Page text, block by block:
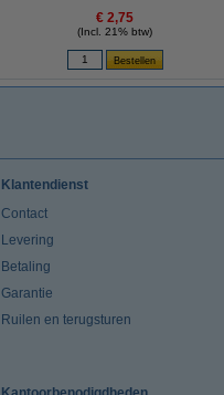
€ 2,75
(Incl. 21% btw)
Klantendienst
Contact
Levering
Betaling
Garantie
Ruilen en terugsturen